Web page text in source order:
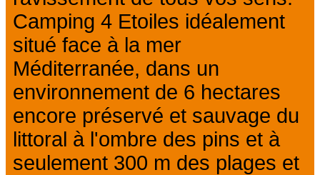
Camping 4 Etoiles idéalement
situé face à la mer
Méditerranée, dans un
environnement de 6 hectares
encore préservé et sauvage du
littoral à l'ombre des pins et à
seulement 300 m des plages et